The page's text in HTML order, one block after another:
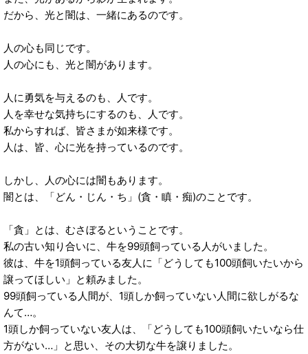
だから、光と闇は、一緒にあるのです。
人の心も同じです。
人の心にも、光と闇があります。
人に勇気を与えるのも、人です。
人を幸せな気持ちにするのも、人です。
私からすれば、皆さまが如来様です。
人は、皆、心に光を持っているのです。
しかし、人の心には闇もあります。
闇とは、「どん・じん・ち」(貪・瞋・痴)のことです。
「貪」とは、むさぼるということです。
私の古い知り合いに、牛を99頭飼っている人がいました。
彼は、牛を1頭飼っている友人に「どうしても100頭飼いたいから
譲ってほしい」と頼みました。
99頭飼っている人間が、1頭しか飼っていない人間に欲しがるな
んて…。
1頭しか飼っていない友人は、「どうしても100頭飼いたいなら仕
方がない…」と思い、その大切な牛を譲りました。